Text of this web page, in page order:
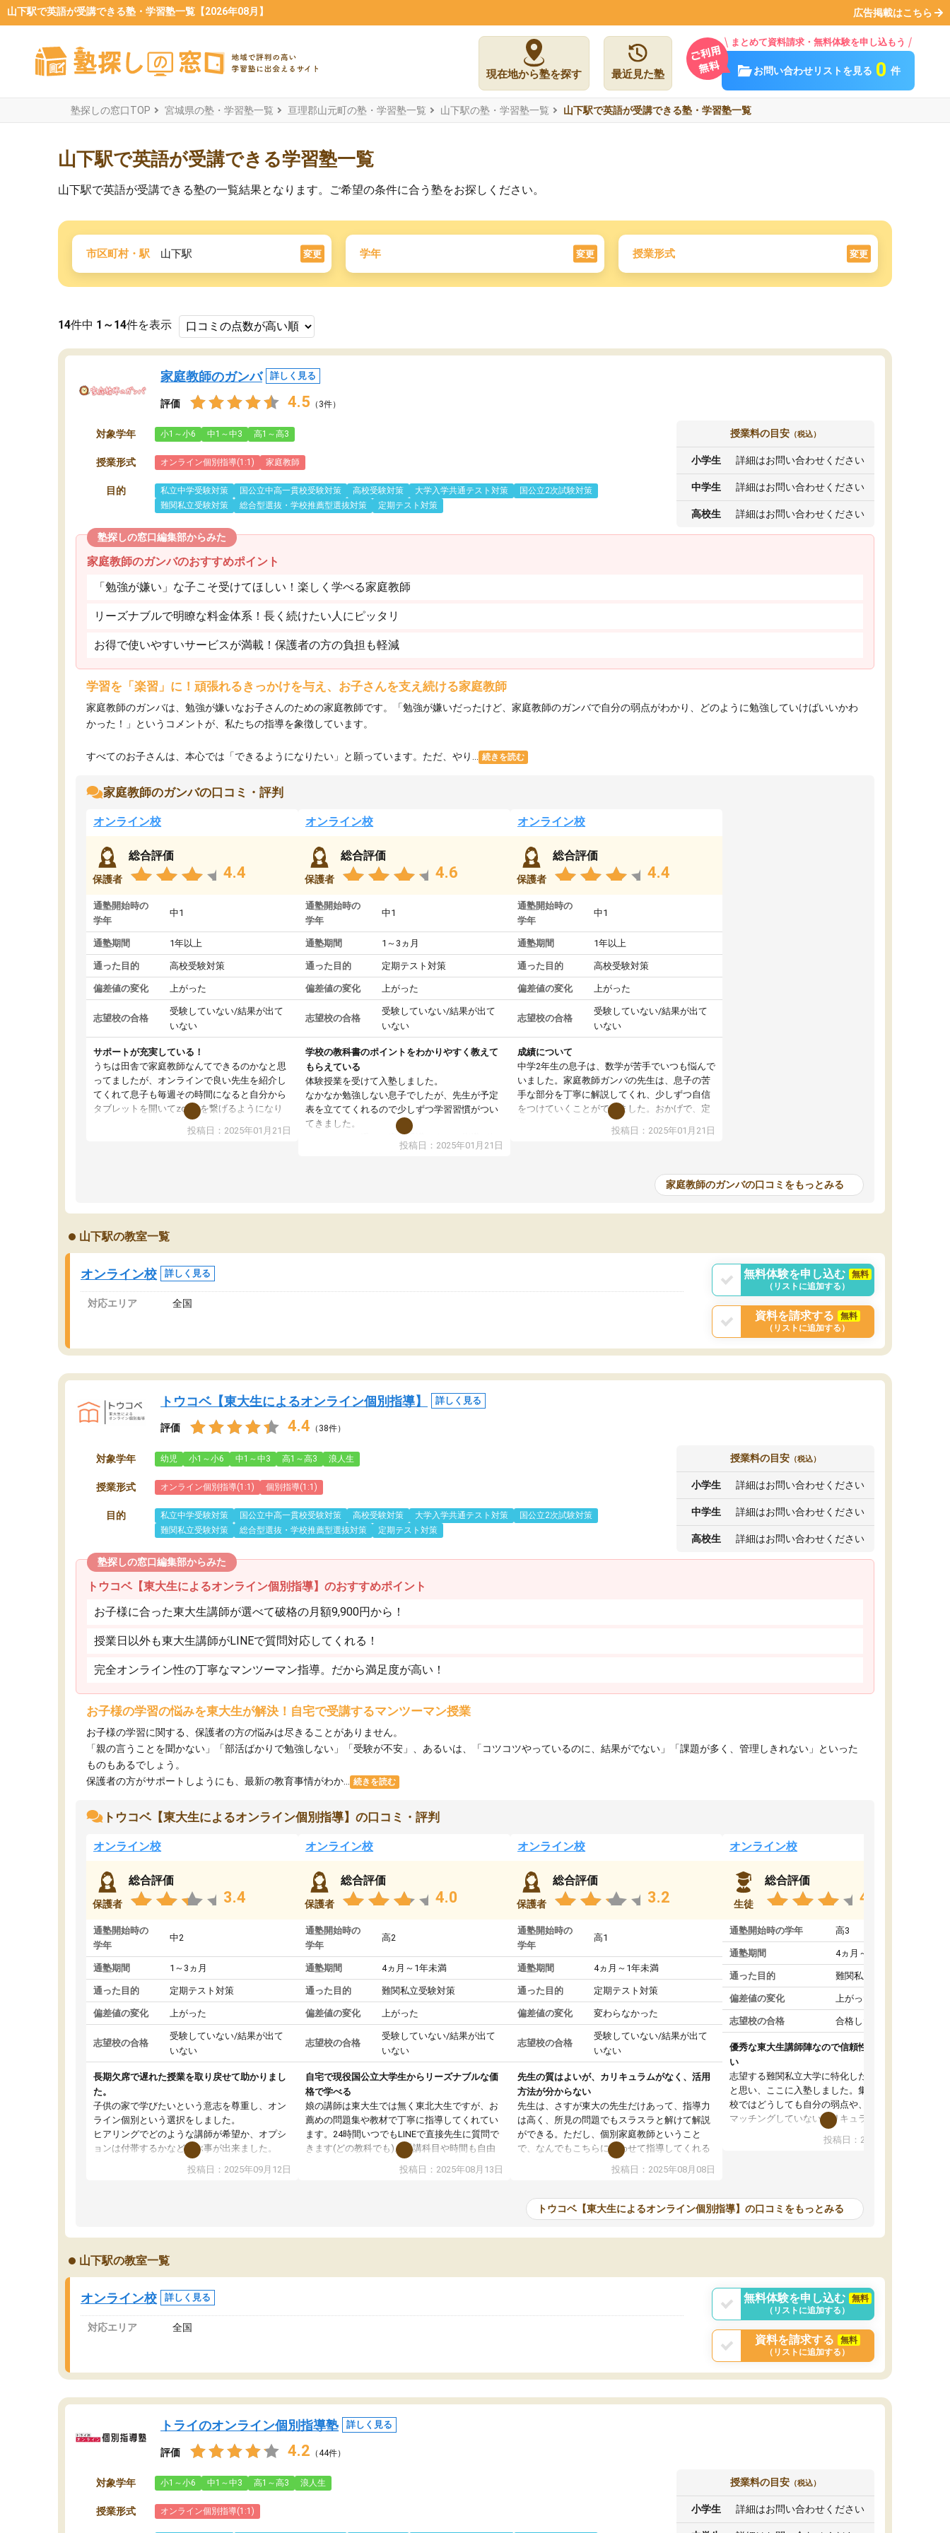
山下駅で英語が受講できる塾・学習塾一覧【2026年08月】 広告掲載はこちら
現在地から塾を探す 最近見た塾
まとめて資料請求・無料体験を申し込もう
お問い合わせリストを見る 0 件
塾探しの窓口TOP 宮城県の塾・学習塾一覧 亘理郡山元町の塾・学習塾一覧 山下駅の塾・学習塾一覧 山下駅で英語が受講できる塾・学習塾一覧
山下駅で英語が受講できる学習塾一覧
山下駅で英語が受講できる塾の一覧結果となります。ご希望の条件に合う塾をお探しください。
市区町村・駅 山下駅 変更 学年 変更 授業形式 変更
14件中 1～14件を表示
家庭教師のガンバ 詳しく見る
評価 4.5 （3件）
対象学年 小1～小6 中1～中3 高1～高3
授業形式 オンライン個別指導(1:1) 家庭教師
目的 私立中学受験対策 国公立中高一貫校受験対策 高校受験対策 大学入学共通テスト対策
国公立2次試験対策
難関私立受験対策
総合型選抜・学校推薦型選抜対策 定期テスト対策
授業料の目安 （税込）
小学生 詳細はお問い合わせください
中学生 詳細はお問い合わせください
高校生 詳細はお問い合わせください
塾探しの窓口編集部からみた
家庭教師のガンバのおすすめポイント
「勉強が嫌い」な子こそ受けてほしい！楽しく学べる家庭教師
リーズナブルで明瞭な料金体系！長く続けたい人にピッタリ
お得で使いやすいサービスが満載！保護者の方の負担も軽減
学習を「楽習」に！頑張れるきっかけを与え、お子さんを支え続ける家庭教師
家庭教師のガンバは、勉強が嫌いなお子さんのための家庭教師です。「勉強が嫌いだったけど、家庭教師のガンバで自分の弱点がわかり、どのように勉強していけばいいかわ
かった！」というコメントが、私たちの指導を象徴しています。
すべてのお子さんは、本心では「できるようになりたい」と願っています。ただ、やり... 続きを読む
家庭教師のガンバの口コミ・評判
オンライン校
保護者
総合評価
4.4
通塾開始時の
学年
中1
通塾期間 1年以上
通った目的 高校受験対策
偏差値の変化 上がった
志望校の合格
受験していない/結果が出て
いない
サポートが充実している！
うちは田舎で家庭教師なんてできるのかなと思
ってましたが、オンラインで良い先生を紹介し
てくれて息子も毎週その時間になると自分から
タブレットを開いてzoomを繋げるようになり
ました！5科目なんでもOKなのもとても気に入
投稿日：2025年01月21日
オンライン校
保護者
総合評価
4.6
通塾開始時の
学年
中1
通塾期間 1～3ヵ月
通った目的 定期テスト対策
偏差値の変化 上がった
志望校の合格
受験していない/結果が出て
いない
学校の教科書のポイントをわかりやすく教えて
もらえている
体験授業を受けて入塾しました。
なかなか勉強しない息子でしたが、先生が予定
表を立ててくれるので少しずつ学習習慣がつい
てきました。
オンラインで週に一度の受講ですが、指導が無
い日も予定表に基づいて勉強したり、LINEでわ
投稿日：2025年01月21日
オンライン校
保護者
総合評価
4.4
通塾開始時の
学年
中1
通塾期間 1年以上
通った目的 高校受験対策
偏差値の変化 上がった
志望校の合格
受験していない/結果が出て
いない
成績について
中学2年生の息子は、数学が苦手でいつも悩んで
いました。家庭教師ガンバの先生は、息子の苦
手な部分を丁寧に解説してくれ、少しずつ自信
をつけていくことができました。おかげで、定
期テストの成績が10点以上アップし、本人もと
投稿日：2025年01月21日
家庭教師のガンバの口コミをもっとみる
山下駅の教室一覧
オンライン校 詳しく見る
対応エリア 全国
無料体験を申し込む
無料
（リストに追加する）
資料を請求する
無料
（リストに追加する）
トウコベ【東大生によるオンライン個別指導】 詳しく見る
評価 4.4 （38件）
対象学年 幼児 小1～小6 中1～中3 高1～高3 浪人生
授業形式 オンライン個別指導(1:1) 個別指導(1:1)
目的 私立中学受験対策 国公立中高一貫校受験対策 高校受験対策 大学入学共通テスト対策
国公立2次試験対策
難関私立受験対策
総合型選抜・学校推薦型選抜対策 定期テスト対策
授業料の目安 （税込）
小学生 詳細はお問い合わせください
中学生 詳細はお問い合わせください
高校生 詳細はお問い合わせください
塾探しの窓口編集部からみた
トウコベ【東大生によるオンライン個別指導】のおすすめポイント
お子様に合った東大生講師が選べて破格の月額9,900円から！
授業日以外も東大生講師がLINEで質問対応してくれる！
完全オンライン性の丁寧なマンツーマン指導。だから満足度が高い！
お子様の学習の悩みを東大生が解決！自宅で受講するマンツーマン授業
お子様の学習に関する、保護者の方の悩みは尽きることがありません。
「親の言うことを聞かない」「部活ばかりで勉強しない」「受験が不安」、あるいは、「コツコツやっているのに、結果がでない」「課題が多く、管理しきれない」といった
ものもあるでしょう。
保護者の方がサポートしようにも、最新の教育事情がわか...
続きを読む
トウコベ【東大生によるオンライン個別指導】の口コミ・評判
オンライン校
保護者
総合評価
3.4
通塾開始時の
学年
中2
通塾期間 1～3ヵ月
通った目的 定期テスト対策
偏差値の変化 上がった
志望校の合格
受験していない/結果が出て
いない
長期欠席で遅れた授業を取り戻せて助かりまし
た。
子供の家で学びたいという意志を尊重し、オン
ライン個別という選択をしました。
ヒアリングでどのような講師が希望か、オプシ
ョンは付帯するかなど選ぶ事が出来ました。
講師とのマッチング後講師との初回ミーティン
グを行い、その講師で良いか他の講師を希望す
オンラインツールを使用した単語帳の共有があ
り宿題もそちらで出される形でした。
2ヶ月で担当講師の方がお辞めになると言う事で
講師変更の申し出があり、あまりに短期での変
更だった為、塾に通う事にして退会しました。
遅れも取り戻せ、授業内容や講師の方は良かっ
投稿日：2025年09月12日
オンライン校
保護者
総合評価
4.0
通塾開始時の
学年
高2
通塾期間 4ヵ月～1年未満
通った目的 難関私立受験対策
偏差値の変化 上がった
志望校の合格
受験していない/結果が出て
いない
自宅で現役国公立大学生からリーズナブルな価
格で学べる
娘の講師は東大生では無く東北大生ですが、お
薦めの問題集や教材で丁寧に指導してくれてい
ます。24時間いつでもLINEで直接先生に質問で
きます(どの教科でも)。受講科目や時間も自由
に決めれるので、個人に合った勉強ができると
思います。カリキュラム相談みたいなのがあり
ます。講師も合わなければチェンジできます
投稿日：2025年08月13日
オンライン校
保護者
総合評価
3.2
通塾開始時の
学年
高1
通塾期間 4ヵ月～1年未満
通った目的 定期テスト対策
偏差値の変化 変わらなかった
志望校の合格
受験していない/結果が出て
いない
先生の質はよいが、カリキュラムがなく、活用
方法が分からない
先生は、さすが東大の先生だけあって、指導力
は高く、所見の問題でもスラスラと解けて解説
ができる。ただし、個別家庭教師ということ
で、なんでもこちらに合わせて指導してくれる
のだが、具体的なカリキュラムがない。当方
は、授業の先取り学習をするため、学校の教科
いただいたが、1時間の時間を使って進められる
範囲は限られており、それであれば自学自習で
なく、上手い活用の仕方が分からず辞めること
投稿日：2025年08月08日
オンライン校
生徒
総合評価
4.4
通塾開始時の学年 高3
通塾期間 4ヵ月～1年未満
通った目的 難関私立受験対策
偏差値の変化 上がった
志望校の合格 合格した
優秀な東大生講師陣なので信頼性や安心感が高
い
志望する難関私立大学に特化した準備をしたい
と思い、ここに入塾しました。集団指導の予備
校ではどうしても自分の弱点や、志望校対策に
マッチングしていないカリキュラムに不安を感
また受験のノウハウを蓄積している優秀な東大
ツーマン指導によって、自分の志望校にふさわ
しいオリジナルのカリキュラムを提案してくれ
と感じました。
投稿日：2024年02月19日
トウコベ【東大生によるオンライン個別指導】の口コミをもっとみる
山下駅の教室一覧
オンライン校 詳しく見る
対応エリア 全国
無料体験を申し込む
無料
（リストに追加する）
資料を請求する
無料
（リストに追加する）
トライのオンライン個別指導塾 詳しく見る
評価 4.2 （44件）
対象学年 小1～小6 中1～中3 高1～高3 浪人生
授業形式 オンライン個別指導(1:1)
授業料の目安 （税込）
小学生 詳細はお問い合わせください